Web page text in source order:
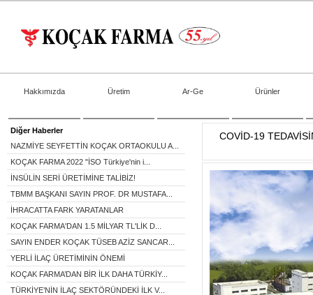
Hakkımızda Üretim Ar-Ge Ürünler
Diğer Haberler
NAZMİYE SEYFETTİN KOÇAK ORTAOKULU A...
KOÇAK FARMA 2022 "İSO Türkiye'nin i...
İNSÜLİN SERİ ÜRETİMİNE TALİBİZ!
TBMM BAŞKANI SAYIN PROF. DR MUSTAFA...
İHRACATTA FARK YARATANLAR
KOÇAK FARMA'DAN 1.5 MİLYAR TL'LİK D...
SAYIN ENDER KOÇAK TÜSEB AZİZ SANCAR...
YERLİ İLAÇ ÜRETİMİNİN ÖNEMİ
KOÇAK FARMA’DAN BİR İLK DAHA TÜRKİY...
TÜRKİYE’NİN İLAÇ SEKTÖRÜNDEKİ İLK V...
COVİD-19